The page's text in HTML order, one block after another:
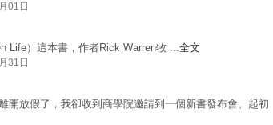
01日
Life）這本書，作者Rick Warren牧 ...全文
31日
開放假了，我卻收到商學院邀請到一個新書發布會。起初